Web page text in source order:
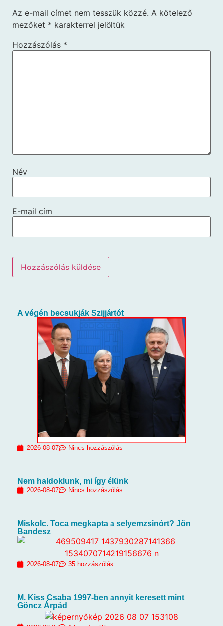
Az e-mail címet nem tesszük közzé. A kötelező
mezőket * karakterrel jelöltük
Hozzászólás *
Név
E-mail cím
A végén becsukják Szijjártót
2026-08-07 Nincs hozzászólás
Nem haldoklunk, mi így élünk
2026-08-07 Nincs hozzászólás
Miskolc. Toca megkapta a selyemzsinórt? Jön
Bandesz
2026-08-07 35 hozzászólás
M. Kiss Csaba 1997-ben annyit keresett mint
Göncz Árpád